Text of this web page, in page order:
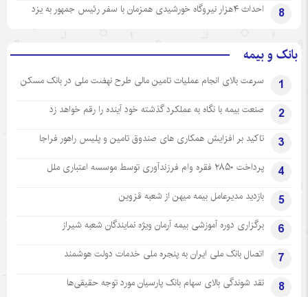
8 احداث ۴هزار نیروگاه خورشیدی همزمان با سفر رئیس جمهور به یزد
بانک و بیمه
1 سرعت بالای انجام عملیات تامین مالی طرح نهضت ملی در بانک مسکن
2 صنعت بیمه با نگاه به عملکرد گذشته خود آینده را رقم خواهد زد
3 تاکید بر افزایش همکاری های صندوق تامین و پلیس راهور فراجا
4 پرداخت ۲۸۵۰ فقره وام فرزندآوری توسط موسسه اعتباری ملل
5 بازدید مدیرعامل بیمه میهن از شعبه قزوین
6 برگزاری دوره آموزشی بیمه آرمان ویژه نمایندگان شعبه شیراز
7 اتصال بانک ملی ایران به پنجره ملی خدمات دولت هوشمند
8 نقد شوندگی بالای سهام بانک پارسیان مورد توجه حقیقی‌ها